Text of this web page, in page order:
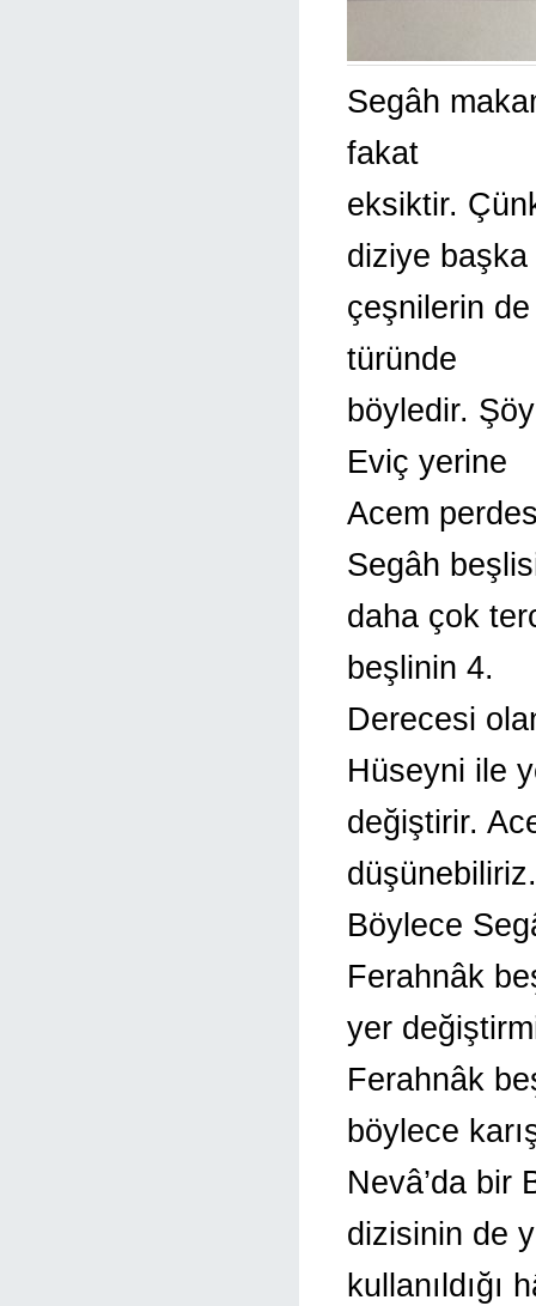
Segâh
fakat
eksiktir.
diziye başka
çeşnilerin de
türünde
böyledir.
Eviç yerine
Acem
Segâh
daha çok
beşlinin 4.
Derecesi
Hüseyni ile
değiştirir.
düşünebiliriz.
Böylece
Ferahnâk
yer
Ferahnâk
böylece
Nevâ’da bir
dizisinin de
kullanıldığı